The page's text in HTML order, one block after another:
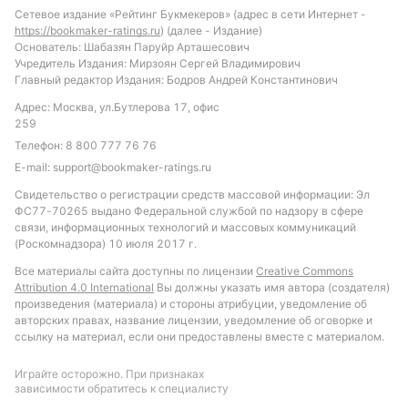
статистикой последних встреч. Также интересным
вариантом может стать ставка на общее
количество аутов выше 36.5, учитывая привычную
интенсивность борьбы за мяч в этих матчах.
Обновлено:
Автор
Михаил Кузнецов
Сетевое издание «Рейтинг Букмекеров» (адрес в сети Интернет -
https://bookmaker-ratings.ru) (далее - Издание)
Основатель: Шабазян Паруйр Арташесович
Учредитель Издания: Мирзоян Сергей Владимирович
Главный редактор Издания: Бодров Андрей Константинович
Адрес: Москва, ул.Бутлерова 17, офис
259
Телефон: 8 800 777 76 76
E-mail: support@bookmaker-ratings.ru
Свидетельство о регистрации средств массовой информации: Эл
ФС77-70265 выдано Федеральной службой по надзору в сфере
связи, информационных технологий и массовых коммуникаций
(Роскомнадзора) 10 июля 2017 г.
Все материалы сайта доступны по лицензии Creative Commons
Attribution 4.0 International Вы должны указать имя автора (создателя)
произведения (материала) и стороны атрибуции, уведомление об
авторских правах, название лицензии, уведомление об оговорке и
ссылку на материал, если они предоставлены вместе с материалом.
Играйте осторожно. При признаках
зависимости обратитесь к специалисту